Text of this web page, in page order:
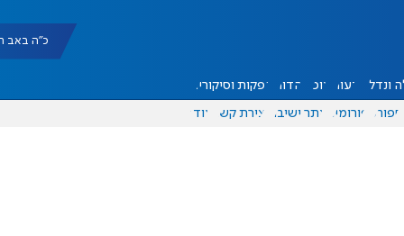
כ"ה באב תשפ"ו
ונדל"ן דעות אוכל יהדות הפקות וסיקורים
ספורט פורומים אתר ישיבה יצירת קשר עוד